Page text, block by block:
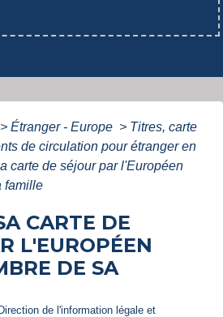
> Étranger - Europe > Titres, carte
de circulation pour étranger en
carte de séjour par l'Européen
famille
CARTE DE
L'EUROPÉEN
DE SA
de l'information légale et